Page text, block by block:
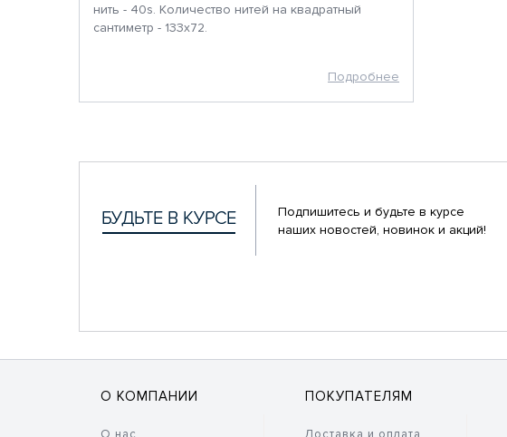
нить - 40s. Количество нитей на квадратный
сантиметр - 133х72.
Подробнее
Подпишитесь и будьте в курсе
наших новостей, новинок и акций!
О КОМПАНИИ ПОКУПАТЕЛЯМ